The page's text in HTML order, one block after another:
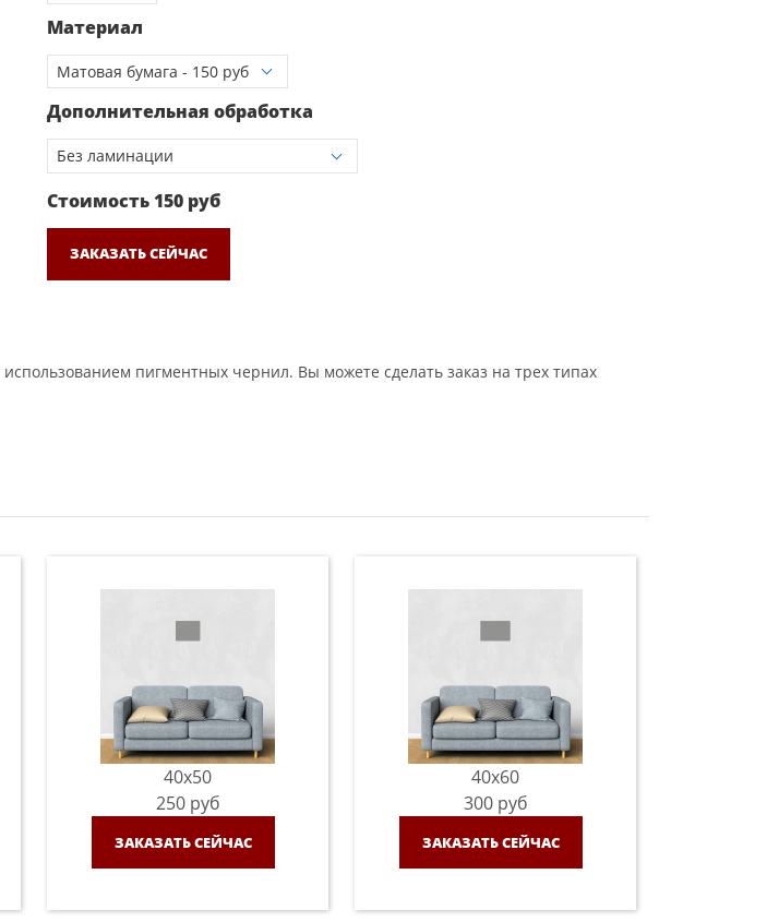
Материал
Дополнительная обработка
Стоимость150 руб
ЗАКАЗАТЬ СЕЙЧАС
пигментных чернил. Вы можете сделать заказ на трех типах
40x50
250 руб
ЗАКАЗАТЬ СЕЙЧАС
40x60
300 руб
ЗАКАЗАТЬ СЕЙЧАС